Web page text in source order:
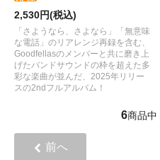
2,530円(税込)
「さようなら、さよなら」「無意味
な電話」のリアレンジ再録を含む、
Goodfellasのメンバーと共に磨き上
げたバンドサウンドの枠を超えた多
彩な楽曲が並んだ、2025年リリー
スの2ndフルアルバム！
6商品中
前へ